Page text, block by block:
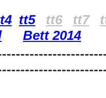
tt5 tt6 tt7 t
Bett 2014